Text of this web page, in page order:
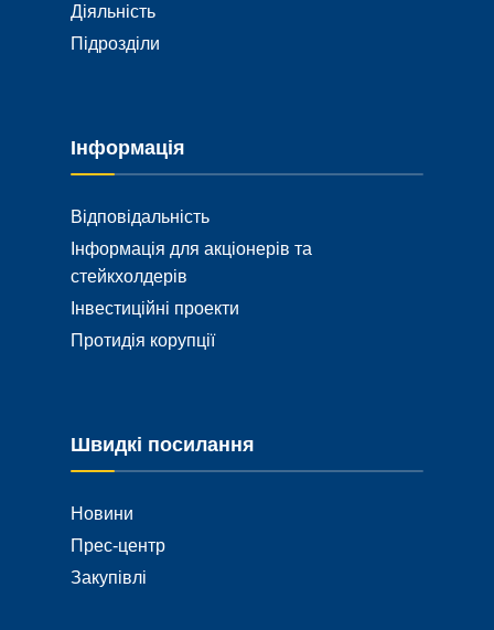
Діяльність
Підрозділи
Інформація
Відповідальність
Інформація для акціонерів та
стейкхолдерів
Інвестиційні проекти
Протидія корупції
Швидкі посилання
Новини
Прес-центр
Закупівлі